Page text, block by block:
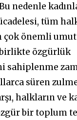
nedenle
tüm
önemli umut
özgürlük
sahiplenme
süren
halkların ve
bir toplum